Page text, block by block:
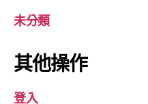
未分類
其他操作
登入